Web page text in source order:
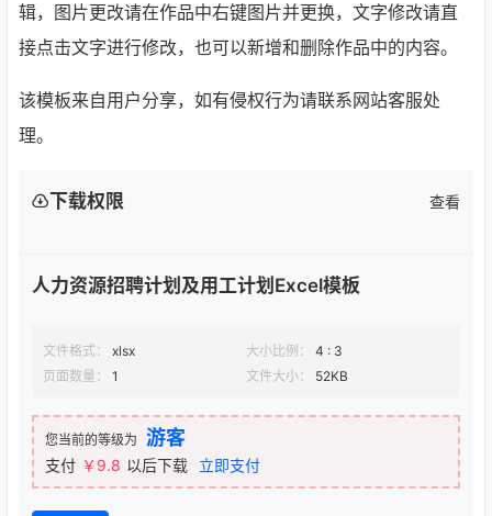
辑，图片更改请在作品中右键图片并更换，文字修改请直
接点击文字进行修改，也可以新增和删除作品中的内容。
该模板来自用户分享，如有侵权行为请联系网站客服处
理。
下载权限 查看
人力资源招聘计划及用工计划Excel模板
文件格式： xlsx 大小比例：
4 : 3
页面数量：
1 文件大小： 52KB
您当前的等级为 游客
支付 ￥9.8 以后下载 立即支付